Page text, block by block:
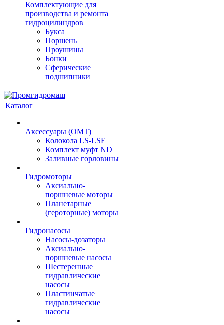
Комплектующие для
производства и ремонта
гидроцилиндров
Букса
Поршень
Проушины
Бонки
Сферические
подшипники
Каталог
Аксессуары (OMT)
Колокола LS-LSE
Комплект муфт ND
Заливные горловины
Гидромоторы
Аксиально-
поршневые моторы
Планетарные
(героторные) моторы
Гидронасосы
Насосы-дозаторы
Аксиально-
поршневые насосы
Шестеренные
гидравлические
насосы
Пластинчатые
гидравлические
насосы